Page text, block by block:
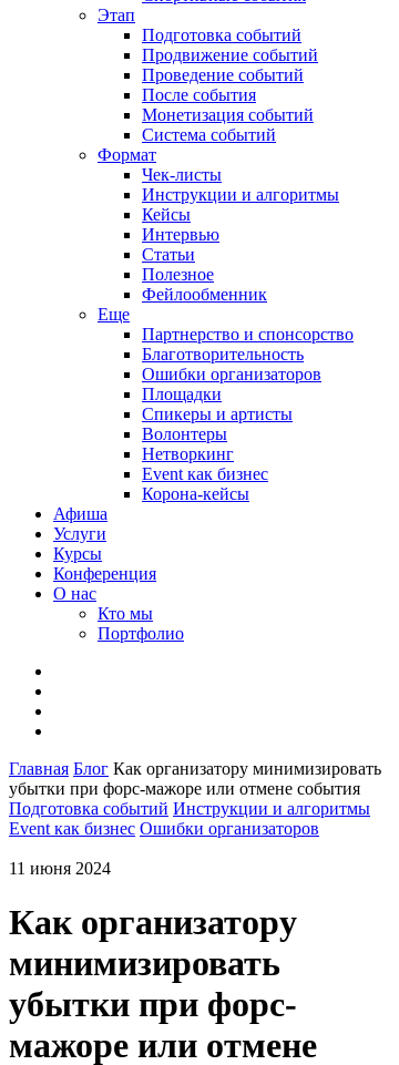
Этап
Подготовка событий
Продвижение событий
Проведение событий
После события
Монетизация событий
Система событий
Формат
Чек-листы
Инструкции и алгоритмы
Кейсы
Интервью
Статьи
Полезное
Фейлообменник
Еще
Партнерство и спонсорство
Благотворительность
Ошибки организаторов
Площадки
Спикеры и артисты
Волонтеры
Нетворкинг
Event как бизнес
Корона-кейсы
Афиша
Услуги
Курсы
Конференция
О нас
Кто мы
Портфолио
Главная Блог Как организатору минимизировать
убытки при форс-мажоре или отмене события
Подготовка событий Инструкции и алгоритмы
Event как бизнес Ошибки организаторов
11 июня 2024
Как организатору
минимизировать
убытки при форс-
мажоре или отмене